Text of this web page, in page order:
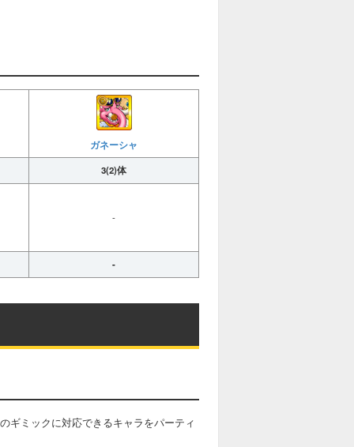
ガネーシャ
3(2)体
-
-
ギミックに対応できるキャラをパーティ